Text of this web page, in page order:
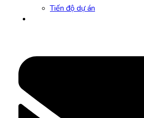
Tiến độ dự án